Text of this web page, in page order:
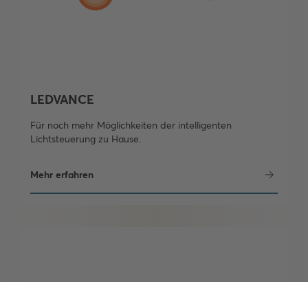
LEDVANCE
Für noch mehr Möglichkeiten der intelligenten
Lichtsteuerung zu Hause.
Mehr erfahren